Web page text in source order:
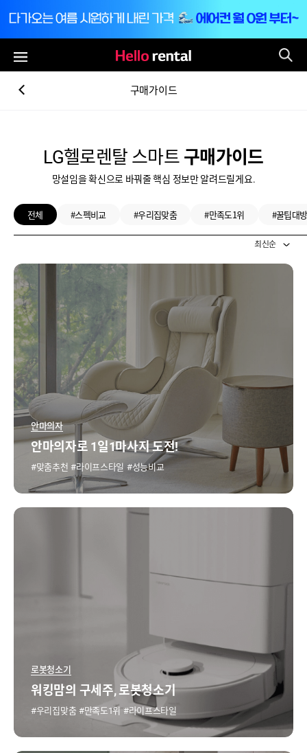
구매가이드
LG헬로렌탈 스마트 구매가이드
망설임을 확신으로 바꿔줄 핵심 정보만 알려드릴게요.
전체 #스펙비교 #우리집맞춤 #만족도1위 #꿀팁대
최신순
안마의자
안마의자로 1일1마사지 도전!
맞춤추천 라이프스타일 성능비교
로봇청소기
워킹맘의 구세주, 로봇청소기
우리집맞춤 만족도1위 라이프스타일